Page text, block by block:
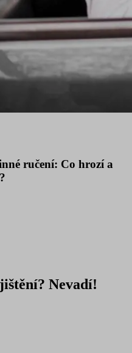
ručení: Co hrozí a
Nevadí!